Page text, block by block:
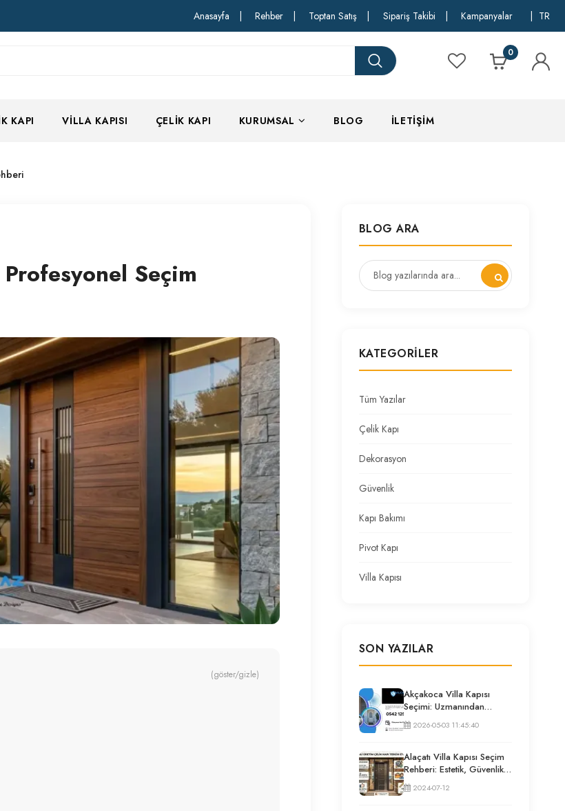
Anasayfa Rehber Toptan Satış Sipariş Takibi Kampanyalar TR
0
KAPI VILLA KAPISI ÇELIK KAPI KURUMSAL BLOG İLETIŞIM
Seçim
(göster/gizle)
BLOG ARA
KATEGORILER
Tüm Yazılar
Çelik Kapı
Dekorasyon
Güvenlik
Kapı Bakımı
Pivot Kapı
Villa Kapısı
SON YAZILAR
Akçakoca Villa Kapısı
Seçimi: Uzmanından
Güvenlik ve İzolasyon
Rehberi
2026-05-03 11:45:40
Alaçatı Villa Kapısı Seçim
Rehberi: Estetik, Güvenlik
ve Püf Noktaları
2024-07-12